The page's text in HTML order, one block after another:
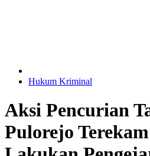
Hukum Kriminal
Aksi Pencurian
Pulorejo